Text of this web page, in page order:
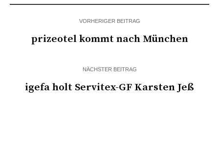
VORHERIGER BEITRAG
prizeotel kommt nach München
NÄCHSTER BEITRAG
igefa holt Servitex-GF Karsten Jeß